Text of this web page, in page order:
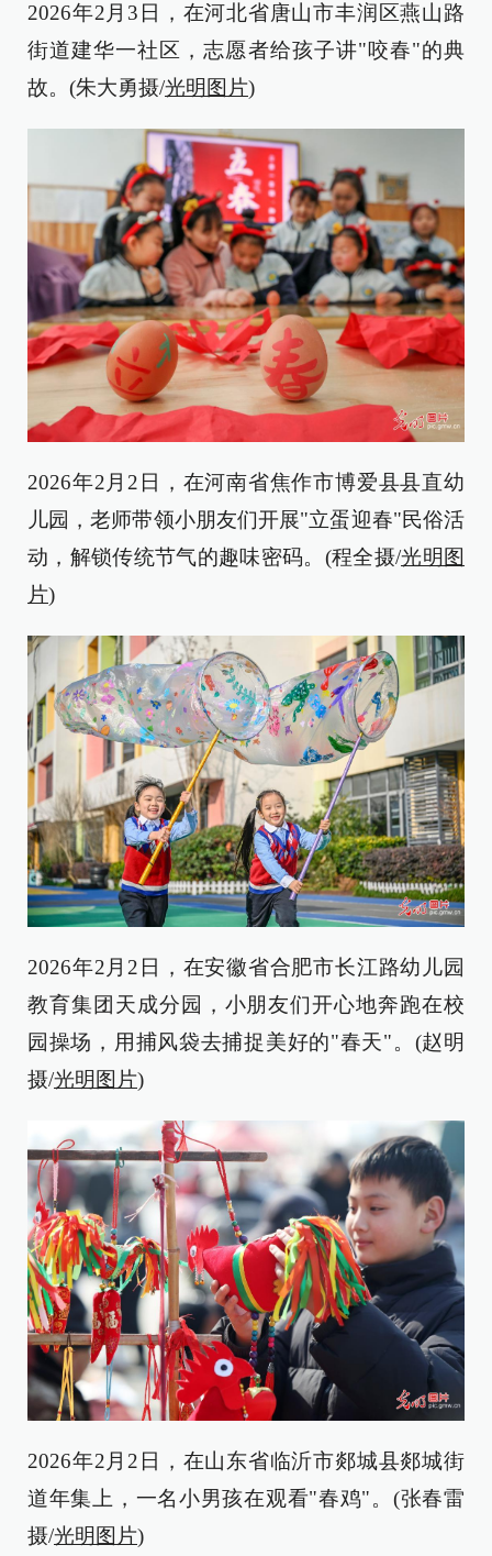
2026年2月3日，在河北省唐山市丰润区燕山路
街道建华一社区，志愿者给孩子讲"咬春"的典
故。(朱大勇摄/光明图片)
2026年2月2日，在河南省焦作市博爱县县直幼
儿园，老师带领小朋友们开展"立蛋迎春"民俗活
动，解锁传统节气的趣味密码。(程全摄/光明图
片)
2026年2月2日，在安徽省合肥市长江路幼儿园
教育集团天成分园，小朋友们开心地奔跑在校
园操场，用捕风袋去捕捉美好的"春天"。(赵明
摄/光明图片)
2026年2月2日，在山东省临沂市郯城县郯城街
道年集上，一名小男孩在观看"春鸡"。(张春雷
摄/光明图片)